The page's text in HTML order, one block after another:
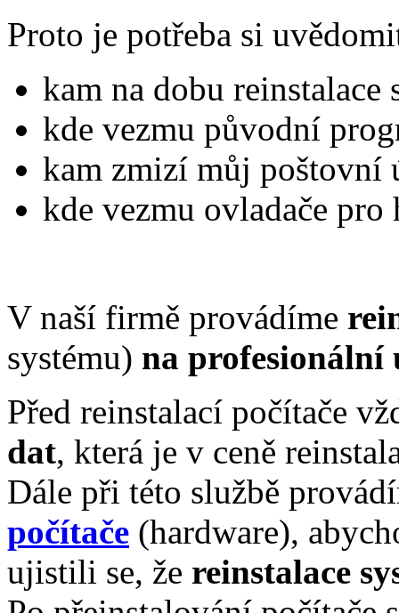
Proto je potřeba si
kam na dobu reinstalace
kde vezmu původní
kam zmizí můj poštovní
kde vezmu ovladače pro
V naší firmě provádíme
systému) na profesionální
Před reinstalací počítače
dat, která je v ceně
Dále při této službě
počítače (hardware),
ujistili se, že reinstalace